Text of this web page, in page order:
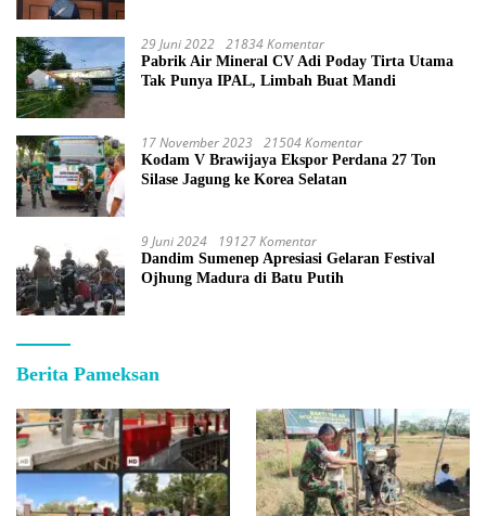
29 Juni 2022 21834 Komentar
Pabrik Air Mineral CV Adi Poday Tirta Utama
Tak Punya IPAL, Limbah Buat Mandi
17 November 2023 21504 Komentar
Kodam V Brawijaya Ekspor Perdana 27 Ton
Silase Jagung ke Korea Selatan
9 Juni 2024 19127 Komentar
Dandim Sumenep Apresiasi Gelaran Festival
Ojhung Madura di Batu Putih
Berita Pameksan